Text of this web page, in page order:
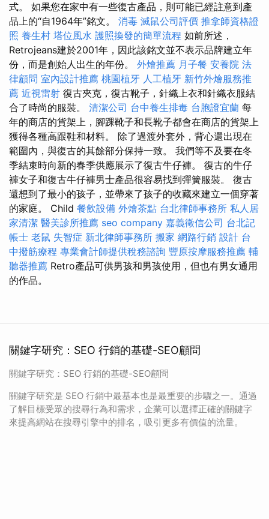
式。 如果您在家中有一些復古產品，則可能已經註意到產
品上的“自1964年”銘文。 消毒 滅鼠公司評價 推拿師資格證
照 養生村 塔位風水 護照換發的簡單流程 如前所述，
Retrojeans建於2001年，因此該銘文並不表示品牌建立年
份，而是創始人出生的年份。 外燴推薦 月子餐 安養院 法
律顧問 室內設計推薦 桃園植牙 人工植牙 新竹外燴服務推
薦 近視雷射 復古夾克，復古靴子，針織上衣和針織衣服結
合了時尚的服裝。 清潔公司 台中養生排毒 台胞證宜蘭 每
年的商店的貨架上，腳踝靴子和長靴子都會在商店的貨架上
獲得各種高跟鞋和材料。 除了過渡外套外，背心還出現在
範圍內，與復古的其餘部分保持一致。 我們等不及要在冬
季結束時向新的春季供應展示了復古牛仔褲。 復古的牛仔
褲女子和復古牛仔褲男士產品很容易找到彈簧服裝。 復古
還想到了最小的孩子，並帶來了孩子的收藏來建立一個穿著
的家庭。 Child 餐飲設備 外燴茶點 台北律師事務所 私人居
家清潔 醫美診所推薦 seo company 嘉義徵信公司 台北記
帳士 老鼠 失智症 新北律師事務所 搬家 網路行銷 設計 台
中撥筋療程 專業會計師提供稅務諮詢 豐原按摩服務推薦 輔
聽器推薦 Retro產品可供男孩和男孩使用，但也有男女通用
的作品。
關鍵字研究：SEO 行銷的基礎-SEO顧問
關鍵字研究：SEO 行銷的基礎-SEO顧問
關鍵字研究是 SEO 行銷中最基本也是最重要的步驟之一。通過
了解目標受眾的搜尋行為和需求，企業可以選擇正確的關鍵字
來提高網站在搜尋引擎中的排名，吸引更多有價值的流量。